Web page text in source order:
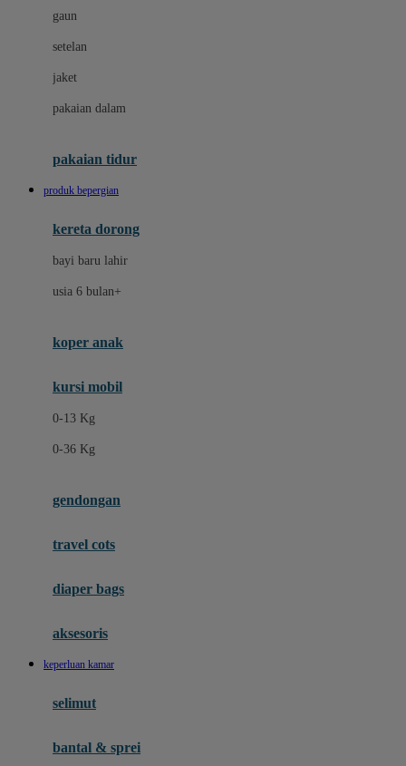
Doona
Down To Earth
E
ELC
Ergobaby
Eufy
Expert Care
Fisher Price
Flipper
Fuggler
Gabby's Doll House
Geko
gaun
setelan
jaket
pakaian dalam
pakaian tidur
produk bepergian
kereta dorong
bayi baru lahir
usia 6 bulan+
koper anak
kursi mobil
0-13 Kg
0-36 Kg
gendongan
travel cots
diaper bags
aksesoris
keperluan kamar
selimut
bantal & sprei